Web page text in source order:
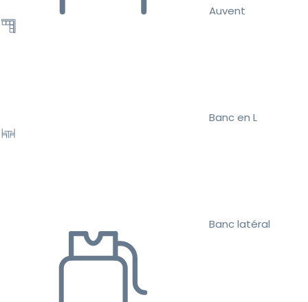
Auvent
Banc en L
Banc latéral